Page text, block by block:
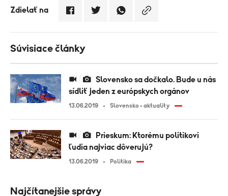
Zdielať na
Súvisiace články
sídliť jeden z európskych orgánov
13.06.2019 Slovensko - aktuality
ľudia najviac dôverujú?
13.06.2019 Politika
Najčítanejšie správy